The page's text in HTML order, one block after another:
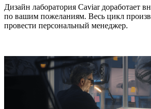
Дизайн лаборатория Caviar доработает
по вашим пожеланиям. Весь цикл
провести персональный менеджер.